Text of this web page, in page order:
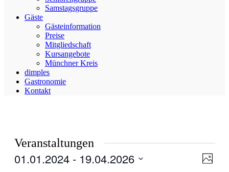
Samstagsgruppe
Gäste
Gästeinformation
Preise
Mitgliedschaft
Kursangebote
Münchner Kreis
dimples
Gastronomie
Kontakt
Veranstaltungen
Foto
01.01.2024 - 19.04.2026